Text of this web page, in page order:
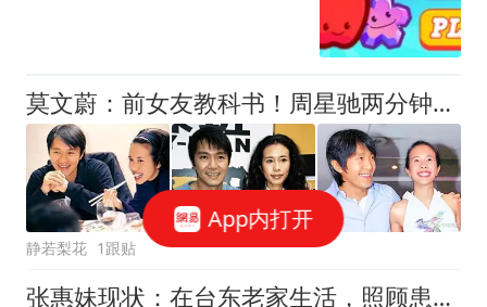
莫文蔚：前女友教科书！周星驰两分钟就相中她！
静若梨花 1跟贴
张惠妹现状：在台东老家生活，照顾患癌母亲，53岁长胖还没结婚
App内打开